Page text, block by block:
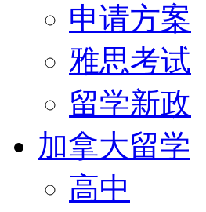
申请方案
雅思考试
留学新政
加拿大留学
高中